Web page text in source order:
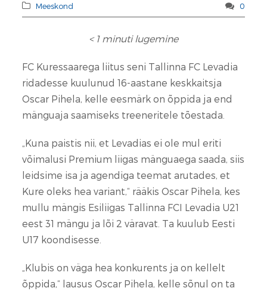
Meeskond
0
< 1 minuti lugemine
FC Kuressaarega liitus seni Tallinna FC Levadia
ridadesse kuulunud 16-aastane keskkaitsja
Oscar Pihela, kelle eesmärk on õppida ja end
mänguaja saamiseks treeneritele tõestada.
„Kuna paistis nii, et Levadias ei ole mul eriti
võimalusi Premium liigas mänguaega saada, siis
leidsime isa ja agendiga teemat arutades, et
Kure oleks hea variant,“ rääkis Oscar Pihela, kes
mullu mängis Esiliigas Tallinna FCI Levadia U21
eest 31 mängu ja lõi 2 väravat. Ta kuulub Eesti
U17 koondisesse.
„Klubis on väga hea konkurents ja on kellelt
õppida,“ lausus Oscar Pihela, kelle sõnul on ta